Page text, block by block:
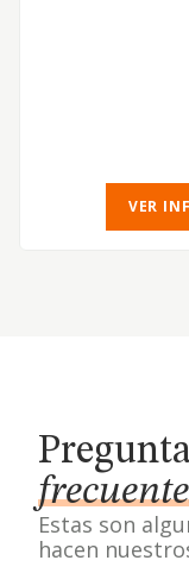
VER
Estas son
hacen